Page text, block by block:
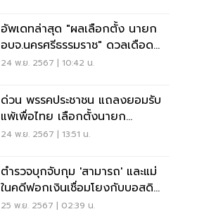
อัพเดทล่าสุด "ผลเลือกตั้ง นายก
อบจ.นครศรีธรรมราช" ดวลเดือด
กนกพร ปะทะ วาริน
24 พ.ย. 2567 | 10:42 น.
ด่วน พรรคประชาชน แถลงยอมรับ
แพ้เพื่อไทย เลือกตั้งนายก
อบจ.อุดรธานี
24 พ.ย. 2567 | 13:51 น.
ตำรวจบุกจับกุม 'สามารถ' และแม่
ในคดีฟอกเงินเชื่อมโยงกับบอสดิ
ไอคอน
25 พ.ย. 2567 | 02:39 น.